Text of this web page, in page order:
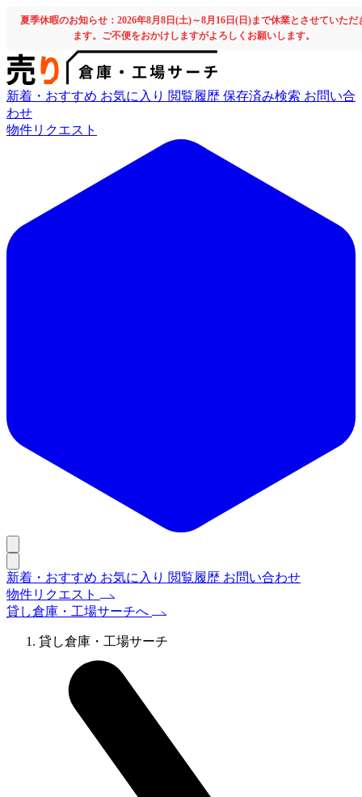
夏季休暇のお知らせ：2026年8月8日(土)～8月16日(日)まで休業とさせていただ
ます。ご不便をおかけしますがよろしくお願いします。
新着・おすすめ お気に入り 閲覧履歴 保存済み検索 お問い合
わせ
物件リクエスト
新着・おすすめ お気に入り 閲覧履歴 お問い合わせ
物件リクエスト
貸し倉庫・工場サーチへ
貸し倉庫・工場サーチ